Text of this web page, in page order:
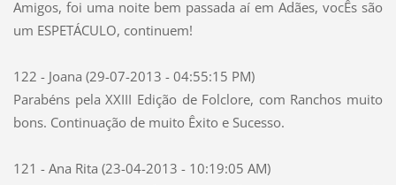
Amigos, foi uma noite bem passada aí em Adães, vocÊs são
um ESPETÁCULO, continuem!
122 - Joana (29-07-2013 - 04:55:15 PM)
Parabéns pela XXIII Edição de Folclore, com Ranchos muito
bons. Continuação de muito Êxito e Sucesso.
121 - Ana Rita (23-04-2013 - 10:19:05 AM)